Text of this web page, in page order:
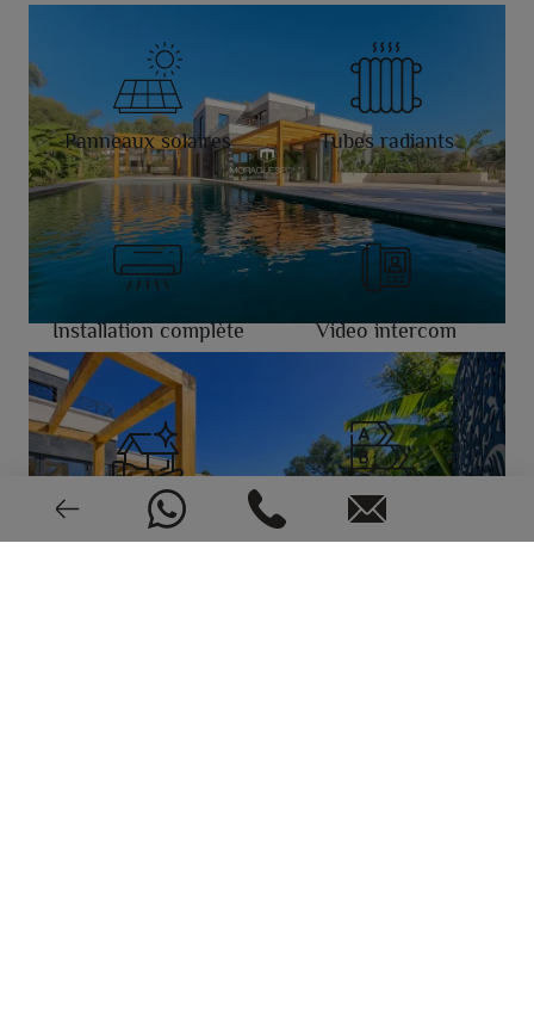
Panneaux solaires Tubes radiants
Installation complète Video intercom
Neuf ou d'occasion EPC: En cours